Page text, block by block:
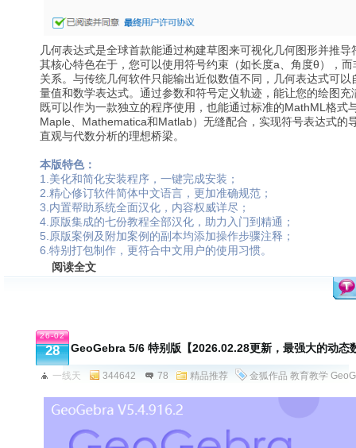
几何表达式是全球首款能通过构建草图来可视化几何图形并推
其核心特色在于，您可以使用符号约束（如长度a、角度θ），
关系。与传统几何软件只能输出近似数值不同，几何表达式可
量值和数学表达式。通过参数和符号定义轨迹，能让您的绘图
既可以作为一款独立的程序使用，也能通过标准的MathML格式
Maple、Mathematica和Matlab）无缝配合，实现符号表达式的
直观与代数分析的理想桥梁。
本版特色：
1.美化和简化安装程序，一键完成安装；
2.精心修订软件简体中文语言，更加准确规范；
3.内置帮助系统全面汉化，内容权威详尽；
4.原版集成的七份教程全部汉化，助力入门到精通；
5.原版案例及附加案例的副本均添加操作步骤注释；
6.特别打包制作，更符合中文用户的使用习惯。
阅读全文
26-02
28 GeoGebra 5/6 特别版【2026.02.28更新，最强大的动态
一线天 344642 78 精品推荐 金狐作品 教育教学